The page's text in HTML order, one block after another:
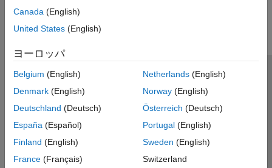
Canada (English)
United States (English)
ヨーロッパ
Belgium (English)
Denmark (English)
Deutschland (Deutsch)
España (Español)
Finland (English)
France (Français)
Netherlands(English)
Norway(English)
Österreich (Deutsch)
Portugal(English)
Sweden (English)
Switzerland
トラストセンター
プライバシー ポリシー
違法コピー防止
アプリケーション ステータス
© 1994-2026 The MathWorks, Inc.